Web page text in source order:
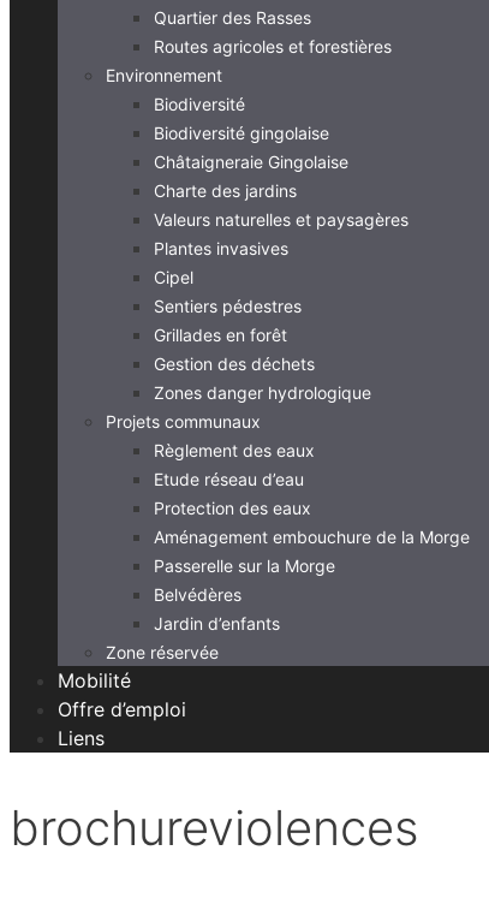
Quartier des Rasses
Routes agricoles et forestières
Environnement
Biodiversité
Biodiversité gingolaise
Châtaigneraie Gingolaise
Charte des jardins
Valeurs naturelles et paysagères
Plantes invasives
Cipel
Sentiers pédestres
Grillades en forêt
Gestion des déchets
Zones danger hydrologique
Projets communaux
Règlement des eaux
Etude réseau d’eau
Protection des eaux
Aménagement embouchure de la Morge
Passerelle sur la Morge
Belvédères
Jardin d’enfants
Zone réservée
Mobilité
Offre d’emploi
Liens
brochureviolences